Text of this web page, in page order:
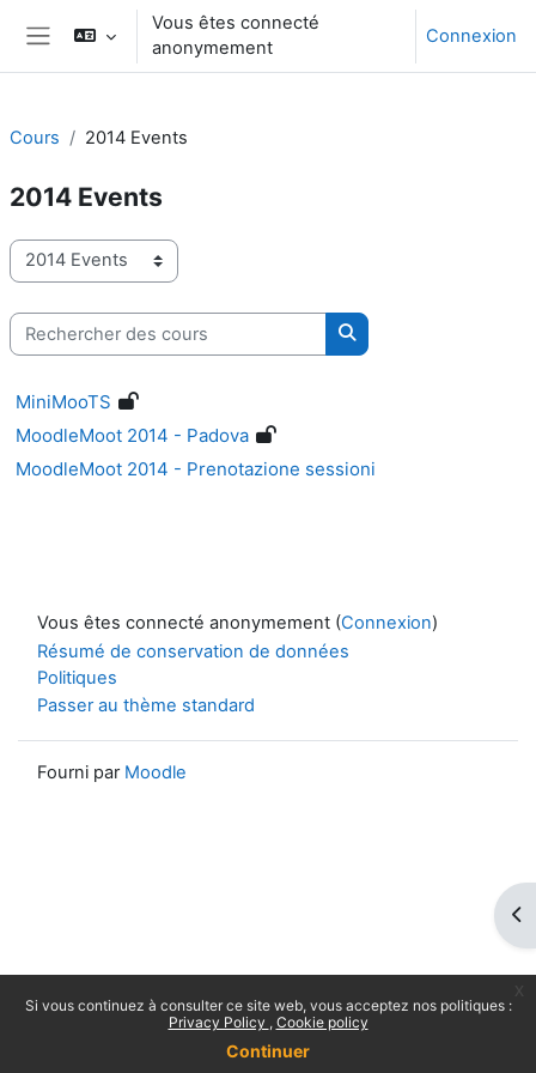
Passer au contenu principal
Si vous continuez à consulter ce site web, vous acceptez nos politiques :
Privacy Policy
Cookie policy
Continuer
Panneau latéral
Vous êtes connecté
anonymement
Connexion
Cours 2014 Events
2014 Events
Catégories de cours
Rechercher des cours
Rechercher des cours
MiniMooTS
MoodleMoot 2014 - Padova
MoodleMoot 2014 - Prenotazione sessioni
Vous êtes connecté anonymement (Connexion)
Résumé de conservation de données
Politiques
Passer au thème standard
Fourni par Moodle